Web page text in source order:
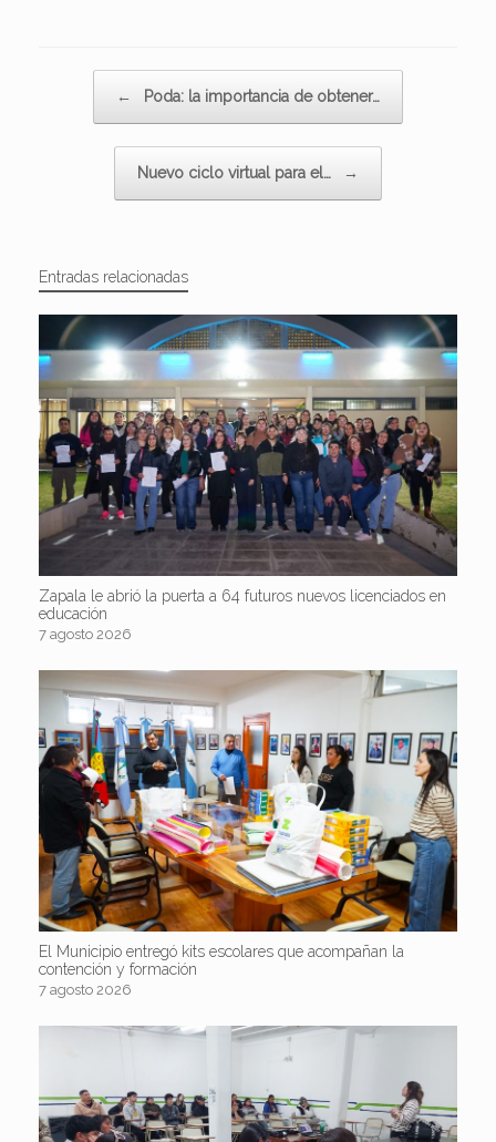
← Poda: la importancia de obtener…
Nuevo ciclo virtual para el… →
Entradas relacionadas
Zapala le abrió la puerta a 64 futuros nuevos licenciados en
educación
7 agosto 2026
El Municipio entregó kits escolares que acompañan la
contención y formación
7 agosto 2026